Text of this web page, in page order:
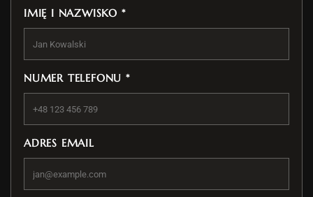
IMIĘ I NAZWISKO *
NUMER TELEFONU *
ADRES EMAIL